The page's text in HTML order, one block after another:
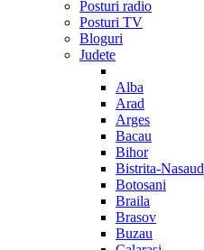
Posturi radio
Posturi TV
Bloguri
Judete
Alba
Arad
Arges
Bacau
Bihor
Bistrita-Nasaud
Botosani
Braila
Brasov
Buzau